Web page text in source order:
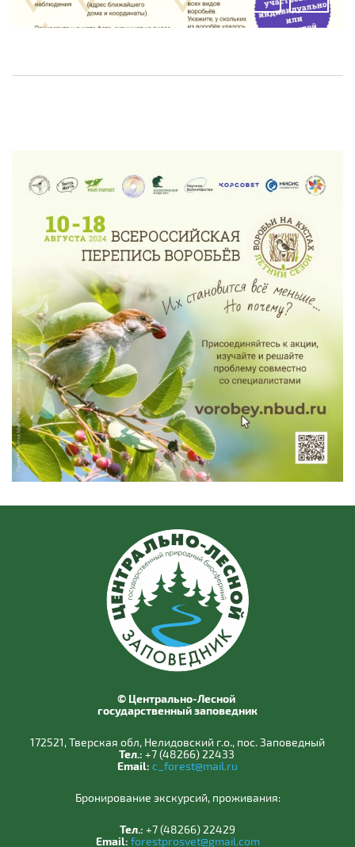
© Центрально-Лесной
государственный заповедник
172521, Тверская обл, Нелидовский г.о., пос. Заповедный
Тел.: +7 (48266) 22433
Email: c_forest@mail.ru
Бронирование экскурсий, проживания:
Тел.: +7 (48266) 22429
Email: forestprosvet@gmail.com